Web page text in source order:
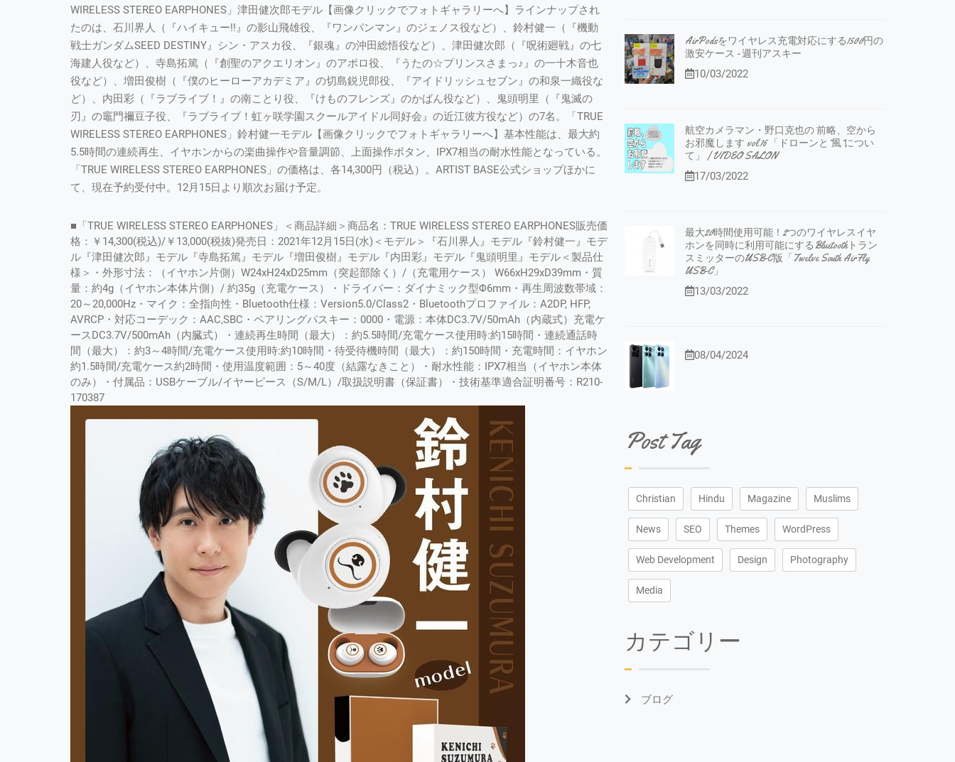
WIRELESS STEREO EARPHONES」津田健次郎モデル【画像クリックでフォトギャラリーへ】ラインナップされ
たのは、石川界人（『ハイキュー!!』の影山飛雄役、『ワンパンマン』のジェノス役など）、鈴村健一（『機動
戦士ガンダムSEED DESTINY』シン・アスカ役、『銀魂』の沖田総悟役など）、津田健次郎（『呪術廻戦』の七
海建人役など）、寺島拓篤（『創聖のアクエリオン』のアポロ役、『うたの☆プリンスさまっ♪』の一十木音也
役など）、増田俊樹（『僕のヒーローアカデミア』の切島鋭児郎役、『アイドリッシュセブン』の和泉一織役な
ど）、内田彩（『ラブライブ！』の南ことり役、『けものフレンズ』のかばん役など）、鬼頭明里（『鬼滅の
刃』の竈門禰豆子役、『ラブライブ！虹ヶ咲学園スクールアイドル同好会』の近江彼方役など）の7名。「TRUE
WIRELESS STEREO EARPHONES」鈴村健一モデル【画像クリックでフォトギャラリーへ】基本性能は、最大約
5.5時間の連続再生、イヤホンからの楽曲操作や音量調節、上面操作ボタン、IPX7相当の耐水性能となっている。
「TRUE WIRELESS STEREO EARPHONES」の価格は、各14,300円（税込）。ARTIST BASE公式ショップほかに
て、現在予約受付中。12月15日より順次お届け予定。
■「TRUE WIRELESS STEREO EARPHONES」＜商品詳細＞商品名：TRUE WIRELESS STEREO EARPHONES販売価
格：￥14,300(税込)/￥13,000(税抜)発売日：2021年12月15日(水)＜モデル＞『石川界人』モデル『鈴村健一』モデ
ル『津田健次郎』モデル『寺島拓篤』モデル『増田俊樹』モデル『内田彩』モデル『鬼頭明里』モデル＜製品仕
様＞・外形寸法：（イヤホン片側）W24xH24xD25mm（突起部除く）/（充電用ケース） W66xH29xD39mm・質
量：約4g（イヤホン本体片側）/ 約35g（充電ケース）・ドライバー：ダイナミック型Φ6mm・再生周波数帯域：
20～20,000Hz・マイク：全指向性・Bluetooth仕様：Version5.0/Class2・Bluetoothプロファイル：A2DP, HFP,
AVRCP・対応コーデック：AAC,SBC・ペアリングパスキー：0000・電源：本体DC3.7V/50mAh（内蔵式）充電ケ
ースDC3.7V/500mAh（内臓式）・連続再生時間（最大）：約5.5時間/充電ケース使用時:約15時間・連続通話時
間（最大）：約3～4時間/充電ケース使用時:約10時間・待受待機時間（最大）：約150時間・充電時間：イヤホン
約1.5時間/充電ケース約2時間・使用温度範囲：5～40度（結露なきこと）・耐水性能：IPX7相当（イヤホン本体
のみ）・付属品：USBケーブル/イヤーピース（S/M/L）/取扱説明書（保証書）・技術基準適合証明番号：R210-
170387
AirPodsをワイヤレス充電対応にする1500円の
激安ケース - 週刊アスキー
10/03/2022
航空カメラマン・野口克也の 前略、空から
お邪魔します vol.16 「ドローンと”風”につい
て」 | VIDEO SALON
17/03/2022
最大20時間使用可能！2つのワイヤレスイヤ
ホンを同時に利用可能にするBluetoothトラン
スミッターのUSB-C版「Twelve South AirFly
USB-C」
13/03/2022
08/04/2024
Post Tag
Christian Hindu Magazine Muslims
News SEO Themes WordPress
Web Development Design Photography
Media
カテゴリー
ブログ